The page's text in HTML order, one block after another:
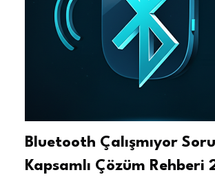
Bluetooth Çalışmıyor
Kapsamlı Çözüm Rehberi